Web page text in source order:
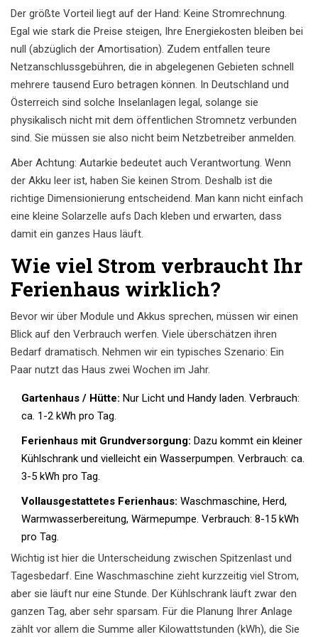
Der größte Vorteil liegt auf der Hand: Keine Stromrechnung.
Egal wie stark die Preise steigen, Ihre Energiekosten bleiben bei
null (abzüglich der Amortisation). Zudem entfallen teure
Netzanschlussgebühren, die in abgelegenen Gebieten schnell
mehrere tausend Euro betragen können. In Deutschland und
Österreich sind solche Inselanlagen legal, solange sie
physikalisch nicht mit dem öffentlichen Stromnetz verbunden
sind. Sie müssen sie also nicht beim Netzbetreiber anmelden.
Aber Achtung: Autarkie bedeutet auch Verantwortung. Wenn
der Akku leer ist, haben Sie keinen Strom. Deshalb ist die
richtige Dimensionierung entscheidend. Man kann nicht einfach
eine kleine Solarzelle aufs Dach kleben und erwarten, dass
damit ein ganzes Haus läuft.
Wie viel Strom verbraucht Ihr
Ferienhaus wirklich?
Bevor wir über Module und Akkus sprechen, müssen wir einen
Blick auf den Verbrauch werfen. Viele überschätzen ihren
Bedarf dramatisch. Nehmen wir ein typisches Szenario: Ein
Paar nutzt das Haus zwei Wochen im Jahr.
Gartenhaus / Hütte: Nur Licht und Handy laden. Verbrauch:
ca. 1-2 kWh pro Tag.
Ferienhaus mit Grundversorgung: Dazu kommt ein kleiner
Kühlschrank und vielleicht ein Wasserpumpen. Verbrauch: ca.
3-5 kWh pro Tag.
Vollausgestattetes Ferienhaus: Waschmaschine, Herd,
Warmwasserbereitung, Wärmepumpe. Verbrauch: 8-15 kWh
pro Tag.
Wichtig ist hier die Unterscheidung zwischen Spitzenlast und
Tagesbedarf. Eine Waschmaschine zieht kurzzeitig viel Strom,
aber sie läuft nur eine Stunde. Der Kühlschrank läuft zwar den
ganzen Tag, aber sehr sparsam. Für die Planung Ihrer Anlage
zählt vor allem die Summe aller Kilowattstunden (kWh), die Sie